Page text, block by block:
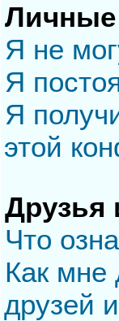
Я не
Я
Я
этой
Друзья
Что
Как мне
друзей